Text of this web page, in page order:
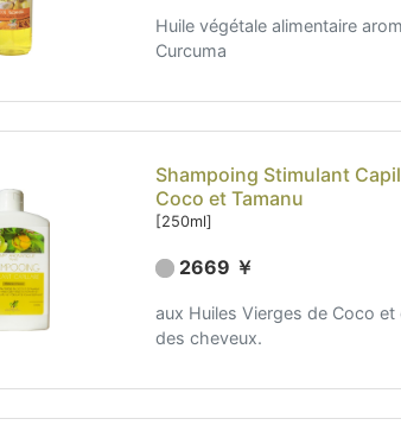
Huile végétale alimentaire
Curcuma
Shampoing Stimulant
Coco et Tamanu
[250ml]
2669 ￥
aux Huiles Vierges de Coco
des cheveux.